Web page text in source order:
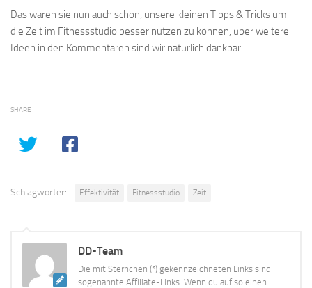
Das waren sie nun auch schon, unsere kleinen Tipps & Tricks um
die Zeit im Fitnessstudio besser nutzen zu können, über weitere
Ideen in den Kommentaren sind wir natürlich dankbar.
SHARE
Schlagwörter: Effektivität Fitnessstudio Zeit
DD-Team
Die mit Sternchen (*) gekennzeichneten Links sind
sogenannte Affiliate-Links. Wenn du auf so einen